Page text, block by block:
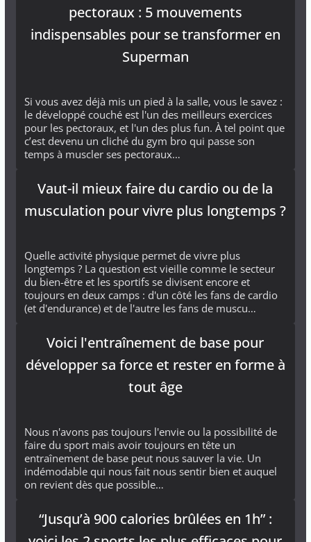
pectoraux : 5 mouvements
indispensables pour se transformer en
Superman
Si vous avez déjà mis un pied à la salle, vous le savez :
le développé couché est l'un des meilleurs exercices
pour les pectoraux, et l'un des plus fun. À tel point que
c’est devenu un cliché du gym bro qui passe son
temps à muscler ses pectoraux…
Vaut-il mieux faire du cardio ou de la
musculation pour vivre plus longtemps ?
Quelle activité physique permet de vivre plus
longtemps ? La question est vieille comme le secteur
du bien-être et les sportifs se divisent encore et
toujours en deux camps : d'un côté les fans de cardio
(et d'endurance) et de l'autre les fans de muscu…
Voici l'entraînement de base pour
développer sa force et rester en forme à
tout âge
Nous n'avons pas toujours l'envie ou la possibilité de
faire du sport mais avoir toujours en tête un
entraînement de base peut nous sauver la vie. Un
indémodable qui nous fait nous sentir bien et auquel
on revient dès que possible…
“Jusqu’à 900 calories brûlées en 1h” :